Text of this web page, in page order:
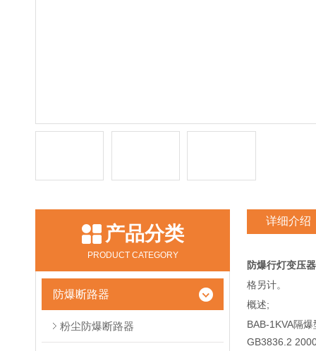
产品分类
PRODUCT CATEGORY
防爆断路器
粉尘防爆断路器
详细介绍
防爆行灯变压器
格另计。
概述;
BAB-1KVA隔
GB3836.2